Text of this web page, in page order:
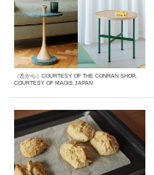
（左から）COURTESY OF THE CONRAN SHOP,
COURTESY OF MAGIS JAPAN